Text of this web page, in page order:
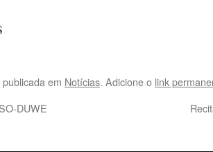
em Notícias. Adicione o link
DUWE